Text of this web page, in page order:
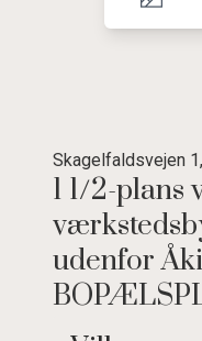
Skagelfaldsvejen
1 1/2-plans
udenfor